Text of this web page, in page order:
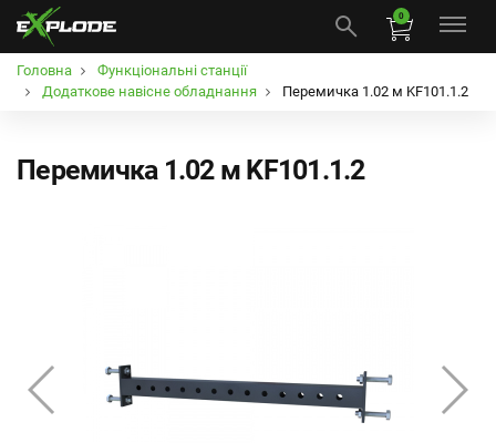
0
Головна
Функціональні станції
Додаткове навісне обладнання
Перемичка 1.02 м KF101.1.2
Перемичка 1.02 м KF101.1.2